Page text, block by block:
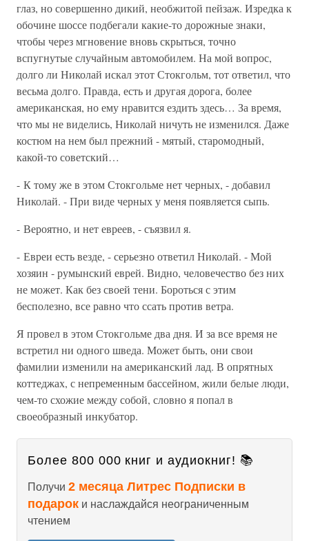
глаз, но совершенно дикий, необжитой пейзаж. Изредка к
обочине шоссе подбегали какие-то дорожные знаки,
чтобы через мгновение вновь скрыться, точно
вспугнутые случайным автомобилем. На мой вопрос,
долго ли Николай искал этот Стокгольм, тот ответил, что
весьма долго. Правда, есть и другая дорога, более
американская, но ему нравится ездить здесь… За время,
что мы не виделись, Николай ничуть не изменился. Даже
костюм на нем был прежний - мятый, старомодный,
какой-то советский…
- К тому же в этом Стокгольме нет черных, - добавил
Николай. - При виде черных у меня появляется сыпь.
- Вероятно, и нет евреев, - съязвил я.
- Евреи есть везде, - серьезно ответил Николай. - Мой
хозяин - румынский еврей. Видно, человечество без них
не может. Как без своей тени. Бороться с этим
бесполезно, все равно что ссать против ветра.
Я провел в этом Стокгольме два дня. И за все время не
встретил ни одного шведа. Может быть, они свои
фамилии изменили на американский лад. В опрятных
коттеджах, с непременным бассейном, жили белые люди,
чем-то схожие между собой, словно я попал в
своеобразный инкубатор.
Более 800 000 книг и аудиокниг! 📚
Получи 2 месяца Литрес Подписки в
подарок и наслаждайся неограниченным
чтением